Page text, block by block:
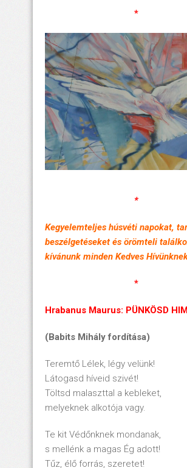
*
*
Kegyelemteljes húsvéti napokat,
beszélgetéseket és örömteli
kívánunk minden Kedves
*
Hrabanus Maurus: PÜNKÖSD
(Babits Mihály fordítása)
Teremtő Lélek, légy velünk!
Látogasd híveid szivét!
Töltsd malaszttal a kebleket,
melyeknek alkotója vagy.
Te kit Védőnknek mondanak,
s mellénk a magas Ég adott!
Tűz, élő forrás, szeretet!